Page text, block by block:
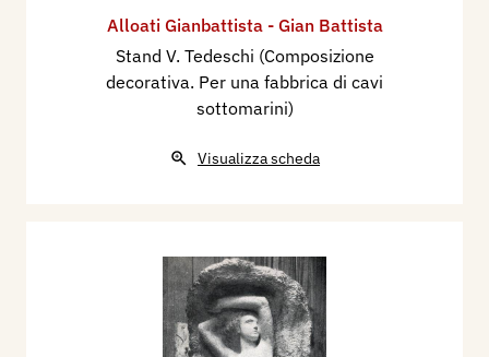
Alloati Gianbattista - Gian Battista
Stand V. Tedeschi (Composizione
decorativa. Per una fabbrica di cavi
sottomarini)
Visualizza scheda